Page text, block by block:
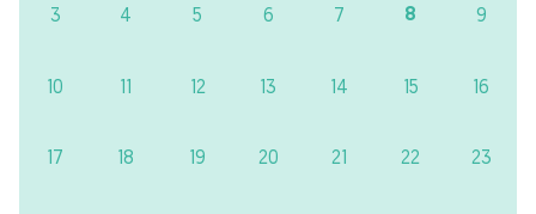
3 4 5 6 7 8 9
10 11 12 13 14 15 16
17 18 19 20 21 22 23